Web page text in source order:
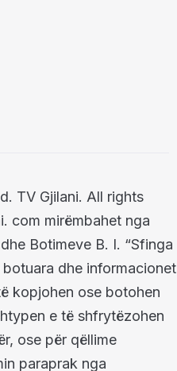
TV Gjilani. All rights
com mirëmbahet nga
Botimeve B. I. “Sfinga
botuara dhe informacionet
kopjohen ose botohen
e të shfrytëzohen
ose për qëllime
paraprak nga